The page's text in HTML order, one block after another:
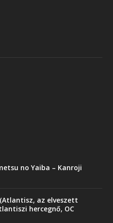
no Yaiba – Kanroji
az elveszett
hercegnő, OC